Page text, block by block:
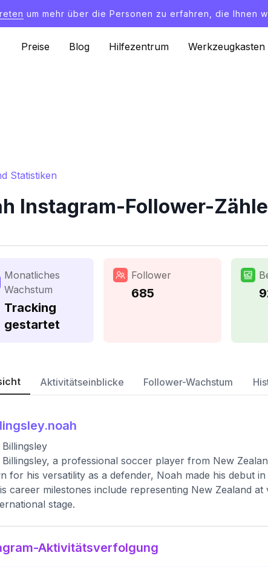
um mehr über die Personen zu erfahren, die Ihnen
Preise Blog Hilfezentrum Werkzeugkasten
Statistiken
Instagram-Follower-
Monatliches
Wachstum
Tracking
gestartet
Follower
685
Aktivitätseinblicke Follower-Wachstum
Billingsley, a professional soccer player from New
for his versatility as a defender, Noah made his debut
career milestones include representing New Zealand
stage.
Aktivitätsverfolgung